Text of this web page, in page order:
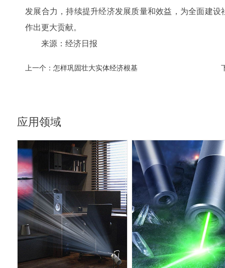
发展合力，持续提升经济发展质量和效益，为全面建
作出更大贡献。
来源：经济日报
上一个： 怎样巩固壮大实体经济根基
应用领域